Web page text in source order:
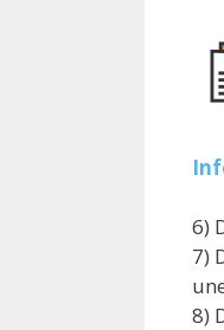
6)
7)
8)